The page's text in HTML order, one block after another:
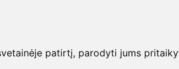
patirtį, parodyti jums